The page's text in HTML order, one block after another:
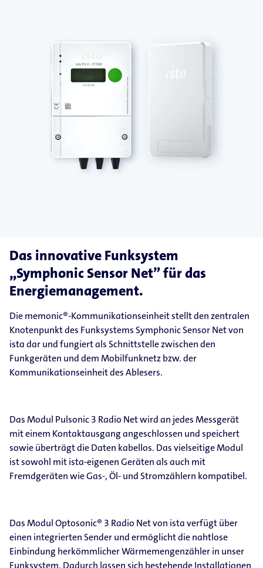
Das innovative Funksystem
„Symphonic Sensor Net” für das
Energiemanagement.
Die memonic®-Kommunikationseinheit stellt den zentralen
Knotenpunkt des Funksystems Symphonic Sensor Net von
ista dar und fungiert als Schnittstelle zwischen den
Funkgeräten und dem Mobilfunknetz bzw. der
Kommunikationseinheit des Ablesers.
Das Modul Pulsonic 3 Radio Net wird an jedes Messgerät
mit einem Kontaktausgang angeschlossen und speichert
sowie überträgt die Daten kabellos. Das vielseitige Modul
ist sowohl mit ista-eigenen Geräten als auch mit
Fremdgeräten wie Gas-, Öl- und Stromzählern kompatibel.
Das Modul Optosonic® 3 Radio Net von ista verfügt über
einen integrierten Sender und ermöglicht die nahtlose
Einbindung herkömmlicher Wärmemengenzähler in unser
Funksystem. Dadurch lassen sich bestehende Installationen